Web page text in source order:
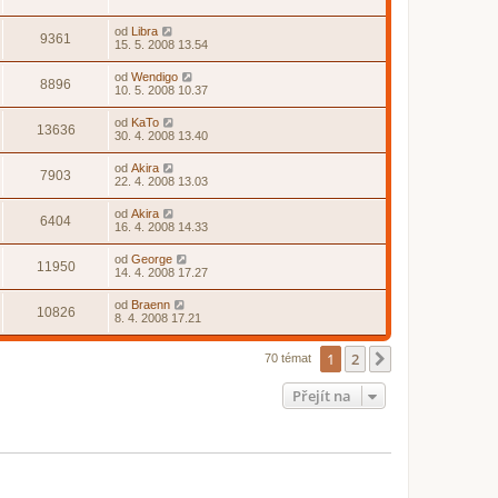
9361 od Libra
15. 5. 2008 13.54
8896 od Wendigo
10. 5. 2008 10.37
13636 od KaTo
30. 4. 2008 13.40
7903 od Akira
22. 4. 2008 13.03
6404 od Akira
16. 4. 2008 14.33
11950 od George
14. 4. 2008 17.27
10826 od Braenn
8. 4. 2008 17.21
70 témat 1 2
Přejít na